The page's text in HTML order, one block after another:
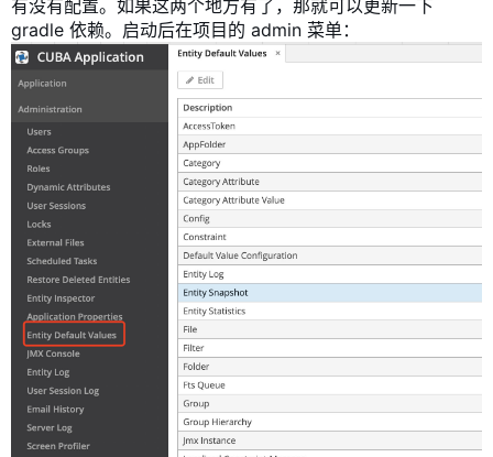
有没有配置。如果这两个地方有了，那就可以更新一下
gradle 依赖。启动后在项目的 admin 菜单：